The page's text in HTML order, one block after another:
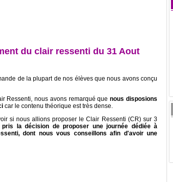
du clair ressenti du 31 Aout
de la plupart de nos élèves que nous avons conçu
Ressenti, nous avons remarqué quenous disposions
car le contenu théorique est très dense.
si nous allions proposer le Clair Ressenti (CR) sur 3
pris la décision de proposer une journée dédiée à
dont nous vous conseillons afin d'avoir une